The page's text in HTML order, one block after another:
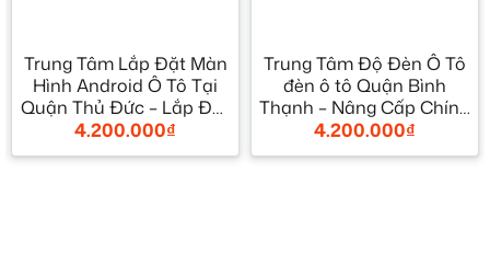
Trung Tâm Lắp Đặt Màn
Hình Android Ô Tô Tại
Quận Thủ Đức – Lắp Đặt
Uy Tín TPHCM
4.200.000₫
Trung Tâm Độ Đèn Ô Tô
đèn ô tô Quận Bình
Thạnh – Nâng Cấp Chính
Hãng
4.200.000₫